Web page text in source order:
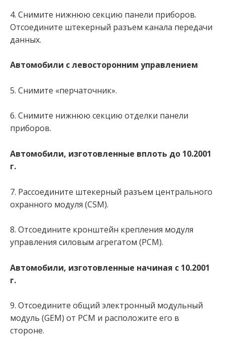
4. Снимите нижнюю секцию панели приборов.
Отсоедините штекерный разъем канала передачи
данных.
Автомобили с левосторонним управлением
5. Снимите «перчаточник».
6. Снимите нижнюю секцию отделки панели
приборов.
Автомобили, изготовленные вплоть до 10.2001
г.
7. Рассоедините штекерный разъем центрального
охранного модуля (CSM).
8. Отсоедините кронштейн крепления модуля
управления силовым агрегатом (РСМ).
Автомобили, изготовленные начиная с 10.2001
г.
9. Отсоедините общий электронный модульный
модуль (GEM) от PCM и расположите его в
стороне.